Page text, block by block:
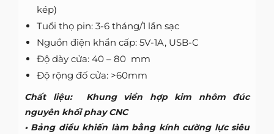
kép)
Tuổi thọ pin: 3-6 tháng/1 lần sạc
Nguồn điện khẩn cấp: 5V-1A, USB-C
Độ dày cửa: 40 – 80 mm
Độ rộng đố cửa: >60mm
Chất liệu: Khung viền hợp kim nhôm đúc
nguyên khối phay CNC
• Bảng diều khiến làm bằng kính cường lực siêu